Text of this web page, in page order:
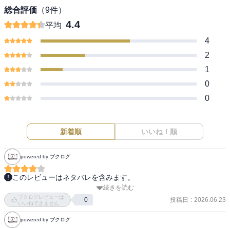
総合評価 （9件）
平均 4.4
4
2
1
0
0
新着順 いいね！順
powered by ブクログ
このレビューはネタバレを含みます。
冒頭は泥臭い野球漫画が始まるのか…と不安だったけど、コメディ
野球漫画だったので楽しく読めました。
絵もまだ荒削りで不安定な部分があるけど慣れれば気にならない。
変態的な野球バカとプライドの高いバカが愛らしくて笑ってしま
続きを読む
ブクログレビューは
いいねできません
0 投稿日 : 2026.06.23
powered by ブクログ